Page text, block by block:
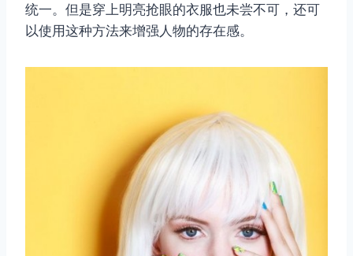
统一。但是穿上明亮抢眼的衣服也未尝不可，还可
以使用这种方法来增强人物的存在感。